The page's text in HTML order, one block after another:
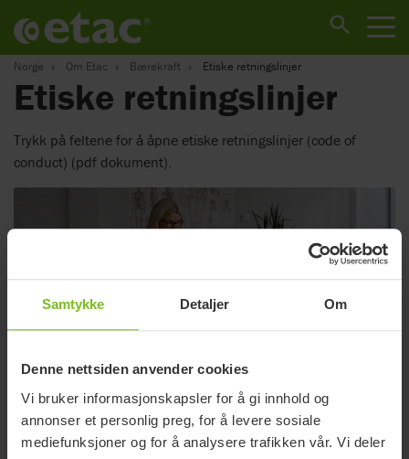
Samtykke Detaljer Om
Denne nettsiden anvender cookies
Vi bruker informasjonskapsler for å gi innhold og
annonser et personlig preg, for å levere sosiale
mediefunksjoner og for å analysere trafikken vår. Vi deler
Norge Om Etac Bærekraft Etiske retningslinjer
Etiske retningslinjer
Trykk på feltene for å åpne etiske retningslinjer (code of
conduct) (pdf dokument).
Etiske retningslinjer
Ansatte